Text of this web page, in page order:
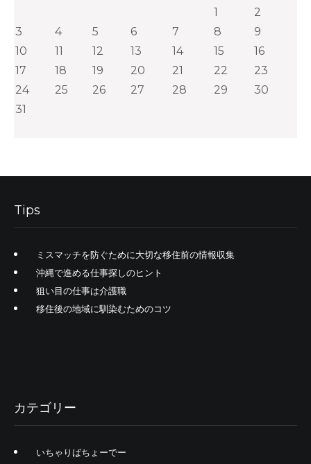
1
2
3
4 5 6 7 8
9
10
11 12 13 14 15
16
17
18 19 20 21 22
23
24
25 26 27 28 29
30
31
Tips
ミスマッチを防ぐために大切な移住前の情報収集
沖縄で進める仕事探しのヒント
狙い目の仕事は介護職
移住後の地域に馴染むためのコツ
カテゴリー
いちゃりばちょーでー